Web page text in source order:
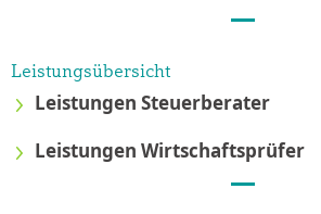
Leistungsübersicht
Leistungen Steuerberater
Leistungen Wirtschaftsprüfer